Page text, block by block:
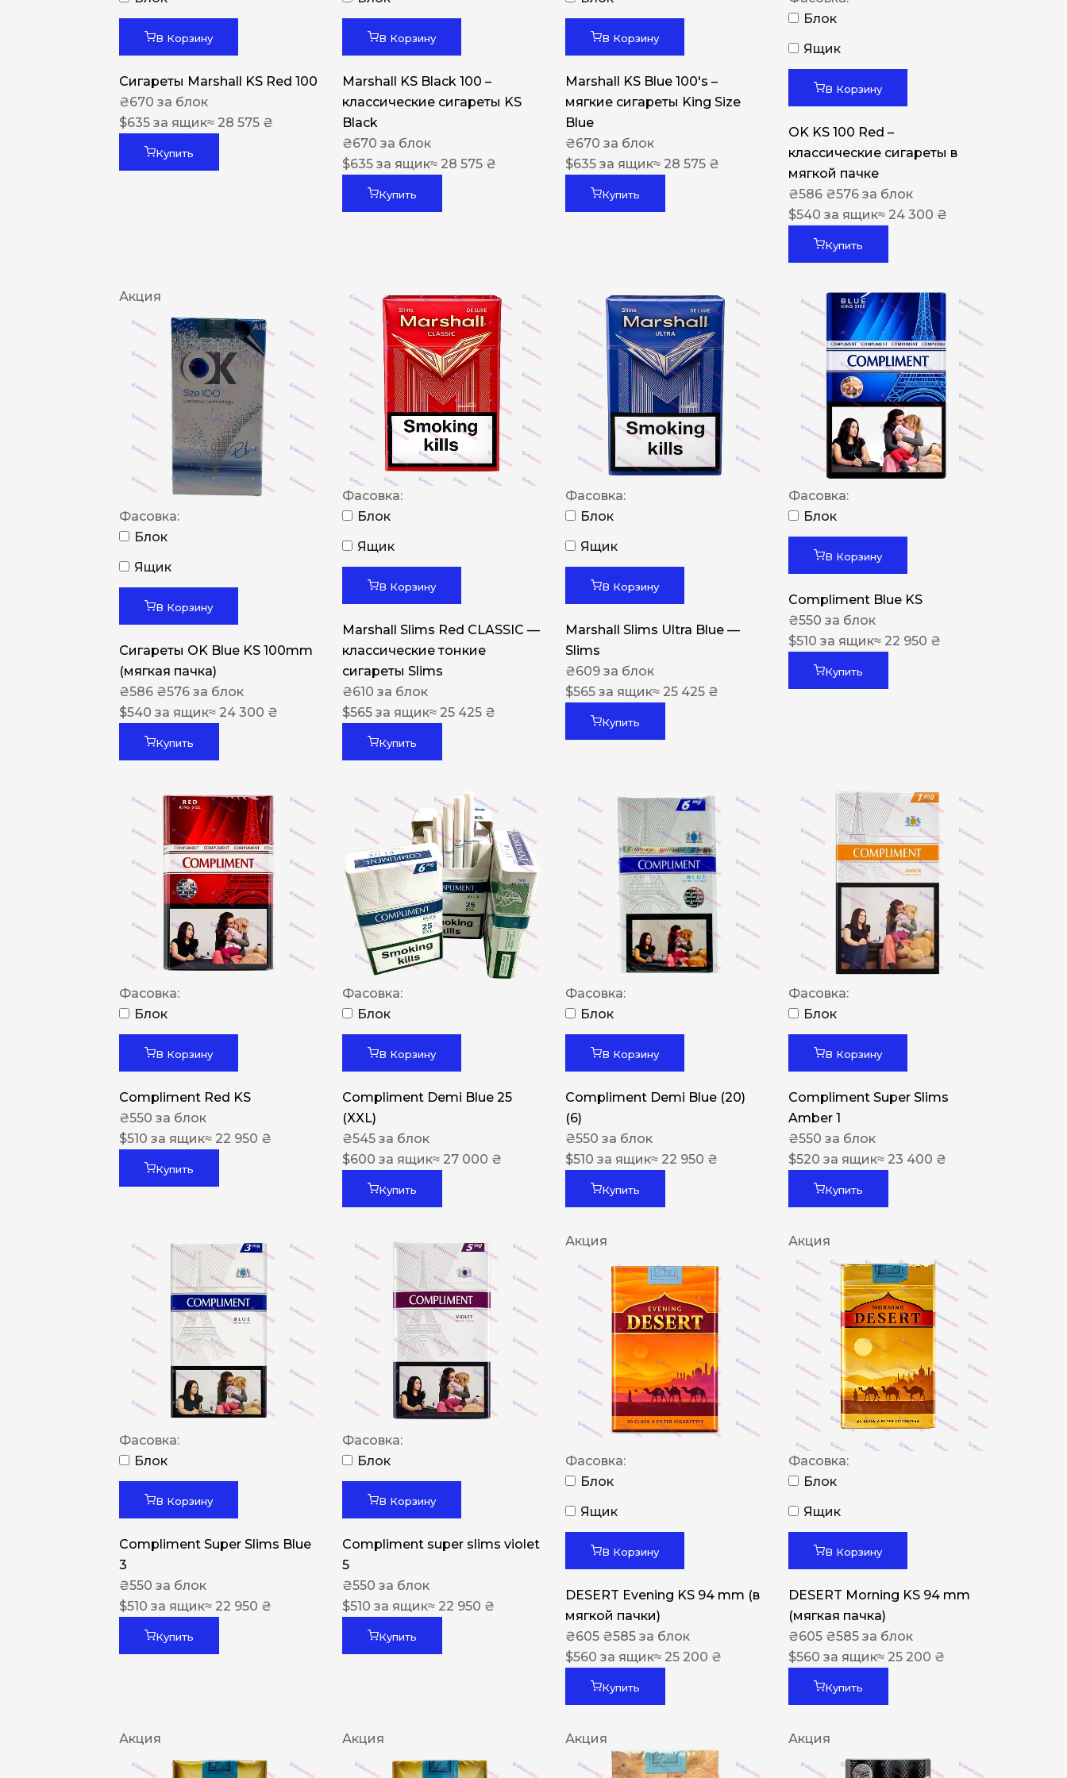
Nistru
Montecristo
De Santis
MONUS
NERO
NERO
Гуцульскі
Italian Blend 821
OSCAR
В Корзину
Сигареты Marshall KS Red 100
₴670 за блок
$635 за ящик≈ 28 575 ₴
Купить
В Корзину
Marshall KS Black 100 –
классические сигареты KS
Black
₴670 за блок
$635 за ящик≈ 28 575 ₴
Купить
В Корзину
Marshall KS Blue 100's –
мягкие сигареты King Size
Blue
₴670 за блок
$635 за ящик≈ 28 575 ₴
Купить
Блок
Ящик
В Корзину
OK KS 100 Red –
классические сигареты в
мягкой пачке
₴586 ₴576 за блок
$540 за ящик≈ 24 300 ₴
Купить
Акция
Фасовка:
Блок
Ящик
В Корзину
Сигареты OK Blue KS 100mm
(мягкая пачка)
₴586 ₴576 за блок
$540 за ящик≈ 24 300 ₴
Купить
Фасовка:
Блок
Ящик
В Корзину
Marshall Slims Red CLASSIC —
классические тонкие
сигареты Slims
₴610 за блок
$565 за ящик≈ 25 425 ₴
Купить
Фасовка:
Блок
Ящик
В Корзину
Marshall Slims Ultra Blue —
Slims
₴609 за блок
$565 за ящик≈ 25 425 ₴
Купить
Фасовка:
Блок
В Корзину
Compliment Blue KS
₴550 за блок
$510 за ящик≈ 22 950 ₴
Купить
Фасовка:
Блок
В Корзину
Compliment Red KS
₴550 за блок
$510 за ящик≈ 22 950 ₴
Купить
Фасовка:
Блок
В Корзину
Compliment Demi Blue 25
(XXL)
₴545 за блок
$600 за ящик≈ 27 000 ₴
Купить
Фасовка:
Блок
В Корзину
Compliment Demi Blue (20)
(6)
₴550 за блок
$510 за ящик≈ 22 950 ₴
Купить
Фасовка:
Блок
В Корзину
Compliment Super Slims
Amber 1
₴550 за блок
$520 за ящик≈ 23 400 ₴
Купить
Фасовка:
Блок
В Корзину
Compliment Super Slims Blue
3
₴550 за блок
$510 за ящик≈ 22 950 ₴
Купить
Фасовка:
Блок
В Корзину
Compliment super slims violet
5
₴550 за блок
$510 за ящик≈ 22 950 ₴
Купить
Акция
Фасовка:
Блок
Ящик
В Корзину
DESERT Evening KS 94 mm (в
мягкой пачки)
₴605 ₴585 за блок
$560 за ящик≈ 25 200 ₴
Купить
Акция
Фасовка:
Блок
Ящик
В Корзину
DESERT Morning KS 94 mm
(мягкая пачка)
₴605 ₴585 за блок
$560 за ящик≈ 25 200 ₴
Купить
Акция Акция Акция Акция